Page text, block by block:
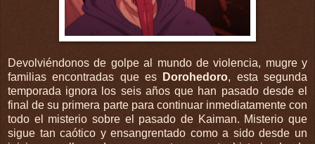
Devolviéndonos de golpe al mundo de violencia, mugre y
familias encontradas que es
Dorohedoro, esta segunda
temporada ignora los seis años que han pasado desde el
final de su primera parte para continuar inmediatamente con
todo el misterio sobre el pasado de Kaiman. Misterio que
sigue tan caótico y ensangrentado como a sido desde un